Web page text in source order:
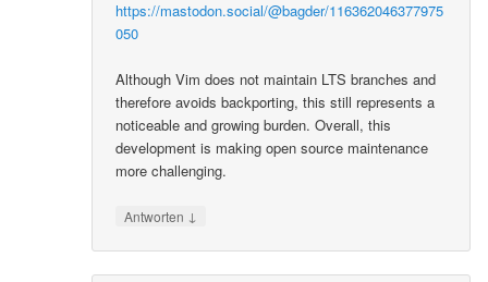
https://mastodon.social/@bagder/116362046377975
050
Although Vim does not maintain LTS branches and
therefore avoids backporting, this still represents a
noticeable and growing burden. Overall, this
development is making open source maintenance
more challenging.
Antworten ↓